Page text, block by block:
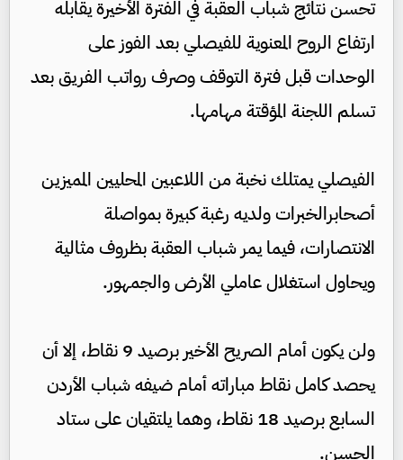
تحسن نتائج شباب العقبة في الفترة الأخيرة يقابله
ارتفاع الروح المعنوية للفيصلي بعد الفوز على
الوحدات قبل فترة التوقف وصرف رواتب الفريق بعد
تسلم اللجنة المؤقتة مهامها.
الفيصلي يمتلك نخبة من اللاعبين المحليين المميزين
أصحابرالخبرات ولديه رغبة كبيرة بمواصلة
الانتصارات، فيما يمر شباب العقبة بظروف مثالية
ويحاول استغلال عاملي الأرض والجمهور.
ولن يكون أمام الصريح الأخير برصيد 9 نقاط، إلا أن
يحصد كامل نقاط مباراته أمام ضيفه شباب الأردن
السابع برصيد 18 نقاط، وهما يلتقيان على ستاد
الحسن.